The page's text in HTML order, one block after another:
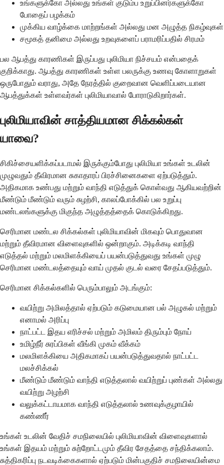
உங்களுக்கோ அல்லது உங்கள் குடும்ப உறுப்பினர்களுக்கோ
போதைப் பழக்கம்
முக்கிய வாழ்க்கை மாற்றங்கள் அல்லது மன அழுத்த நிகழ்வுகள்
சமூகத் தனிமை அல்லது உறவுகளைப் பராமரிப்பதில் சிரமம்
பல ஆபத்து காரணிகள் இருப்பது புலிமியா நிச்சயம் என்பதைக்
குறிக்காது. ஆபத்து காரணிகள் உள்ள பலருக்கு உணவு கோளாறுகள்
ஒருபோதும் வராது, அதே நேரத்தில் குறைவான வெளிப்படையான
ஆபத்துக்கள் உள்ளவர்கள் புலிமியாவால் போராடுகிறார்கள்.
புலிமியாவின் சாத்தியமான சிக்கல்கள்
யாவை?
சிகிச்சையளிக்கப்படாமல் இருக்கும்போது புலிமியா உங்கள் உடலின்
முழுவதும் தீவிரமான சுகாதாரப் பிரச்சினைகளை ஏற்படுத்தும்.
அதிகமாக உண்பது மற்றும் வாந்தி எடுத்துக் கொள்வது ஆகியவற்றின்
மீண்டும் மீண்டும் வரும் சுழற்சி, காலப்போக்கில் பல உறுப்பு
மண்டலங்களுக்கு மிகுந்த அழுத்தத்தைக் கொடுக்கிறது.
செரிமான மண்டல சிக்கல்கள் புலிமியாவின் மிகவும் பொதுவான
மற்றும் தீவிரமான விளைவுகளில் ஒன்றாகும். அடிக்கடி வாந்தி
எடுத்தல் மற்றும் மலமிளக்கியைப் பயன்படுத்துவது உங்கள் முழு
செரிமான மண்டலத்தையும் வாய் முதல் குடல் வரை சேதப்படுத்தும்.
செரிமான சிக்கல்களில் பெரும்பாலும் அடங்கும்:
வயிற்று அமிலத்தால் ஏற்படும் கடுமையான பல் அழுகல் மற்றும்
எனாமல் அரிப்பு
நாட்பட்ட இதய எரிச்சல் மற்றும் அமிலம் திரும்பும் நோய்
உமிழ்நீர் சுரப்பிகள் வீங்கி முகம் வீக்கம்
மலமிளக்கியை அதிகமாகப் பயன்படுத்துவதால் நாட்பட்ட
மலச்சிக்கல்
மீண்டும் மீண்டும் வாந்தி எடுத்தலால் வயிற்றுப் புண்கள் அல்லது
வயிற்று அழற்சி
வலுக்கட்டாயமாக வாந்தி எடுத்தலால் உணவுக்குழாயில்
கண்ணீர்
உங்கள் உடலின் வேதிச் சமநிலையில் புலிமியாவின் விளைவுகளால்
உங்கள் இதயம் மற்றும் சுற்றோட்டமும் தீவிர சேதத்தை சந்திக்கலாம்.
சுத்திகரிப்பு நடவடிக்கைகளால் ஏற்படும் மின்பகுதிச் சமநிலையின்மை